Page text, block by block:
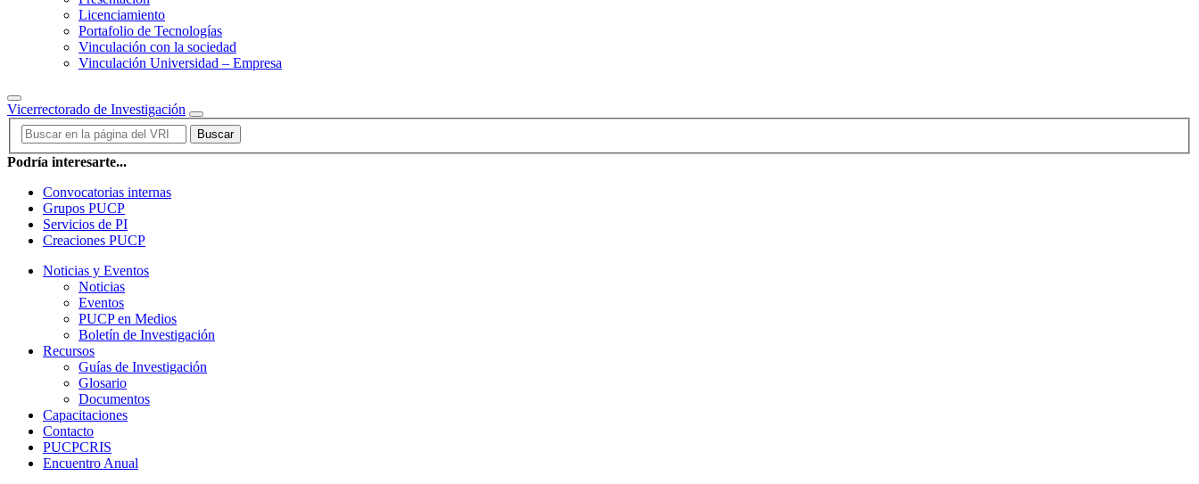
Licenciamiento
Portafolio de Tecnologías
Vinculación con la sociedad
Vinculación Universidad – Empresa
Vicerrectorado de Investigación
Buscar
Podría interesarte...
Convocatorias internas
Grupos PUCP
Servicios de PI
Creaciones PUCP
Noticias y Eventos
Noticias
Eventos
PUCP en Medios
Boletín de Investigación
Recursos
Guías de Investigación
Glosario
Documentos
Capacitaciones
Contacto
PUCPCRIS
Encuentro Anual